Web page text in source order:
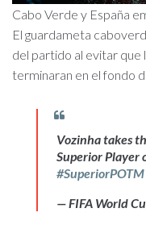
Cabo Verde y España
El guardameta
del partido al evitar que
terminaran en el fondo
Vozinha takes
Superior Player
#SuperiorPOTM
— FIFA World